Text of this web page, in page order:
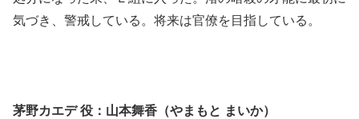
気づき、警戒している。将来は官僚を目指している。
茅野カエデ 役：山本舞香（やまもと まいか）